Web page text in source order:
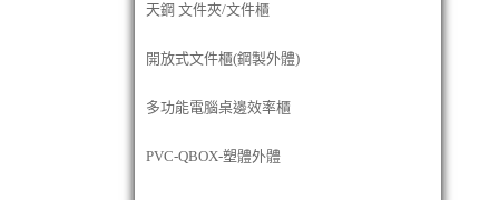
天鋼 文件夾/文件櫃
開放式文件櫃(鋼製外體)
多功能電腦桌邊效率櫃
PVC-QBOX-塑體外體